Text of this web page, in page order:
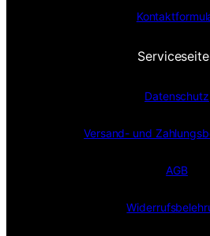
Datenschutz
Versand- und
AGB